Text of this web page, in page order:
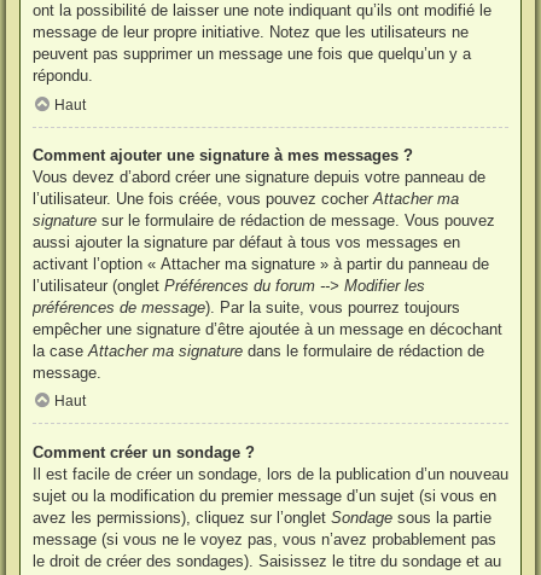
ont la possibilité de laisser une note indiquant qu’ils ont modifié le
message de leur propre initiative. Notez que les utilisateurs ne
peuvent pas supprimer un message une fois que quelqu’un y a
répondu.
Haut
Comment ajouter une signature à mes messages ?
Vous devez d’abord créer une signature depuis votre panneau de
l’utilisateur. Une fois créée, vous pouvez cocher Attacher ma
signature sur le formulaire de rédaction de message. Vous pouvez
aussi ajouter la signature par défaut à tous vos messages en
activant l’option « Attacher ma signature » à partir du panneau de
l’utilisateur (onglet Préférences du forum --> Modifier les
préférences de message). Par la suite, vous pourrez toujours
empêcher une signature d’être ajoutée à un message en décochant
la case Attacher ma signature dans le formulaire de rédaction de
message.
Haut
Comment créer un sondage ?
Il est facile de créer un sondage, lors de la publication d’un nouveau
sujet ou la modification du premier message d’un sujet (si vous en
avez les permissions), cliquez sur l’onglet Sondage sous la partie
message (si vous ne le voyez pas, vous n’avez probablement pas
le droit de créer des sondages). Saisissez le titre du sondage et au